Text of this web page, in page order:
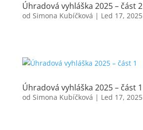
Úhradová vyhláška 2025 – část 2
od Simona Kubíčková | Led 17, 2025
Úhradová vyhláška 2025 – část 1
od Simona Kubíčková | Led 17, 2025